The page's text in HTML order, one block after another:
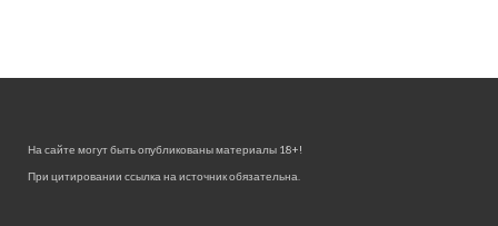
На сайте могут быть опубликованы материалы 18+!
При цитировании ссылка на источник обязательна.